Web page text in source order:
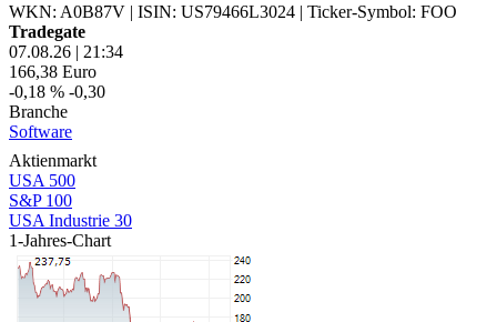
WKN: A0B87V | ISIN: US79466L3024 | Ticker-Symbol: FOO
Tradegate
07.08.26 | 21:34
166,38 Euro
-0,18 % -0,30
Branche
Software
Aktienmarkt
USA 500
S&P 100
USA Industrie 30
1-Jahres-Chart